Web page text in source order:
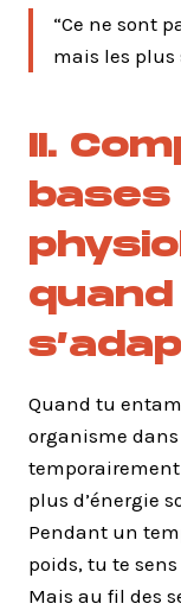
“Ce ne sont
mais les plus
II.
bases
Quand tu
organisme
temporairement
plus d’énergie
Pendant un
poids, tu te
Mais au fil des